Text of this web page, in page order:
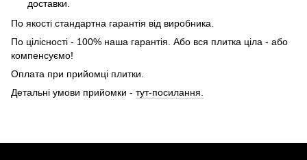
доставки.
По якості стандартна гарантія від виробника.
По цілісності - 100% наша гарантія. Або вся плитка ціла - або
компенсуємо!
Оплата при прийомці плитки.
Детальні умови прийомки - тут-посилання.